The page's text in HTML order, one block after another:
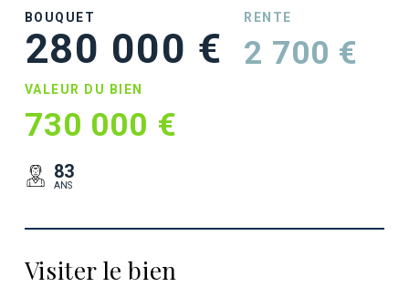
BOUQUET
280 000 €
RENTE
2 700 €
VALEUR DU BIEN
730 000 €
83
ANS
Visiter le bien